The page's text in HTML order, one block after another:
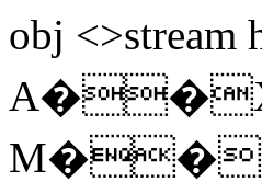
obj
M��